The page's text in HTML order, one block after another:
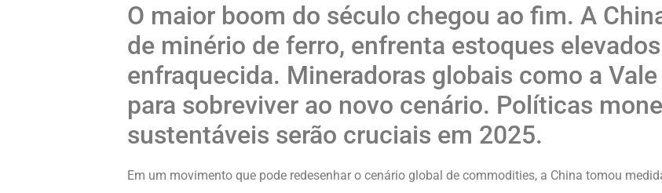
O maior boom do século chegou ao fim. A
de minério de ferro, enfrenta estoques
enfraquecida. Mineradoras globais como a
para sobreviver ao novo cenário. Políticas
sustentáveis serão cruciais em 2025.
Em um movimento que pode redesenhar o cenário global de commodities, a China tomou